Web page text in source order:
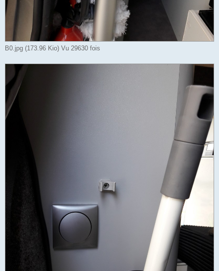
B0.jpg (173.96 Kio) Vu 29630 fois